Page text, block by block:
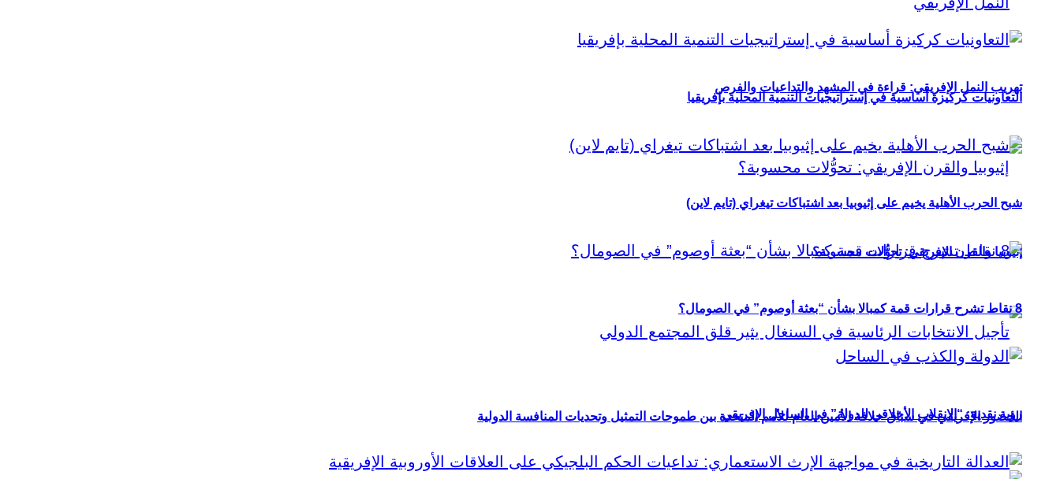
تهريب النمل الإفريقي: قراءة في المشهد والتداعيات والفرص
إثيوبيا والقرن الإفريقي: تحوُّلات محسوبة؟
الحضور الإفريقي في سباق خلافة الأمين العام للأمم المتحدة بين طموحات التمثيل وتحديات المنافسة الدولية
التعاونيات كركيزة أساسية في إستراتيجيات التنمية المحلية بإفريقيا
شبح الحرب الأهلية يخيم على إثيوبيا بعد اشتباكات تيغراي (تايم لاين)
8 نقاط تشرح قرارات قمة كمبالا بشأن “بعثة أوصوم” في الصومال؟
رؤية نقدية: “الانقلاب الأخلاقي للدولة” في الساحل الإفريقي